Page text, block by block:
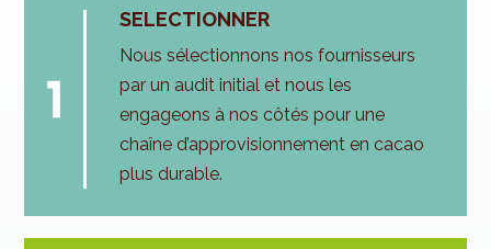
SELECTIONNER
Nous sélectionnons nos fournisseurs
par un audit initial et nous les
engageons à nos côtés pour une
chaîne d’approvisionnement en cacao
plus durable.